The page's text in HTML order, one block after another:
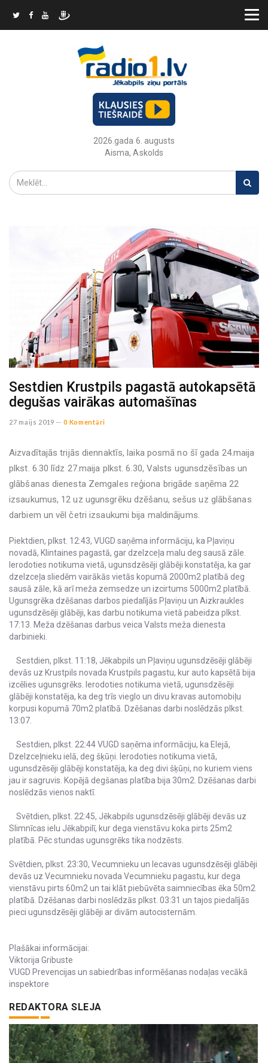
2026.gada 6. augusts
Aisma, Askolds
Sestdien Krustpils pagastā autokapsētā
degušas vairākas automašīnas
27 maijs 2019 -- 0 Komentāri
Aizvadītajās trijās diennaktīs, laika posmā no šī gada 24.maija
plkst. 6.30 līdz 27.maija plkst. 6.30, Valsts ugunsdzēsības un
glābšanas dienesta Zemgales reģiona brigāde saņēma 22
izsaukumus, 12 uz ugunsgrēku dzēšanu, sešus uz glābšanas
darbiem un vēl četri izsaukumi bija maldinājums.
Piektdien, plkst. 12:43, VUGD saņēma informāciju, ka Pļaviņu
novadā, Klintaines pagastā, gar dzelzceļa malu deg sausā zāle.
Ierodoties notikuma vietā, ugunsdzēsēji glābēji konstatēja, ka gar
dzelzceļa sliedēm vairākās vietās kopumā 2000m2 platībā deg
sausā zāle, kā arī meža zemsedze un izcirtums 5000m2 platībā.
Ugunsgrēka dzēšanas darbos piedalījās Pļaviņu un Aizkraukles
ugunsdzēsēji glābēji, kas darbu notikuma vietā pabeidza plkst.
17:13. Meža dzēšanas darbus veica Valsts meža dienesta
darbinieki.
Sestdien, plkst. 11:18, Jēkabpils un Pļaviņu ugunsdzēsēji glābēji
devās uz Krustpils novada Krustpils pagastu, kur auto kapsētā bija
izcēlies ugunsgrēks. Ierodoties notikuma vietā, ugunsdzēsēji
glābēji konstatēja, ka deg trīs vieglo un divu kravas automobiļu
korpusi kopumā 70m2 platībā. Dzēšanas darbi noslēdzās plkst.
13:07.
Sestdien, plkst. 22:44 VUGD saņēma informāciju, ka Elejā,
Dzelzceļnieku ielā, deg šķūņi. Ierodoties notikuma vietā,
ugunsdzēsēji glābēji konstatēja, ka deg divi šķūņi, no kuriem viens
jau ir sagruvis. Kopējā degšanas platība bija 30m2. Dzēšanas darbi
noslēdzās vienos naktī.
Svētdien, plkst. 22:45, Jēkabpils ugunsdzēsēji glābēji devās uz
Slimnīcas ielu Jēkabpilī, kur dega vienstāvu koka pirts 25m2
platībā. Pēc stundas ugunsgrēks tika nodzēsts.
Svētdien, plkst. 23:30, Vecumnieku un Iecavas ugunsdzēsēji glābēji
devās uz Vecumnieku novada Vecumnieku pagastu, kur dega
vienstāvu pirts 60m2 un tai klāt piebūvēta saimniecības ēka 50m2
platībā. Dzēšanas darbi noslēdzās plkst. 03:31 un tajos piedalījās
pieci ugunsdzēsēji glābēji ar divām autocisternām.
Plašākai informācijai:
Viktorija Gribuste
VUGD Prevencijas un sabiedrības informēšanas nodaļas vecākā
inspektore
REDAKTORA SLEJA